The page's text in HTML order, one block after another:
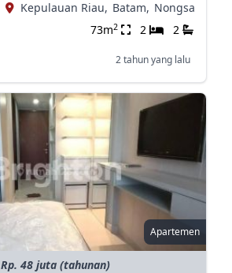
Kepulauan Riau, Batam, Nongsa
73m2 2 2
2 tahun yang lalu
Apartemen
Rp. 48 juta (tahunan)